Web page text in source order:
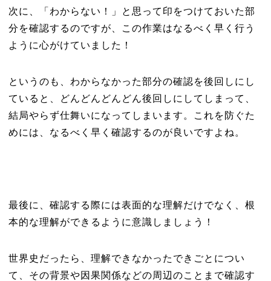
次に、「わからない！」と思って印をつけておいた部
分を確認するのですが、この作業はなるべく早く行う
ように心がけていました！
というのも、わからなかった部分の確認を後回しにし
ていると、どんどんどんどん後回しにしてしまって、
結局やらず仕舞いになってしまいます。これを防ぐた
めには、なるべく早く確認するのが良いですよね。
最後に、確認する際には表面的な理解だけでなく、根
本的な理解ができるように意識しましょう！
世界史だったら、理解できなかったできごとについ
て、その背景や因果関係などの周辺のことまで確認す